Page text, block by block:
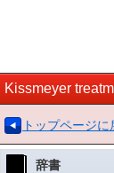
Kissmeyer
トップページに
辞書